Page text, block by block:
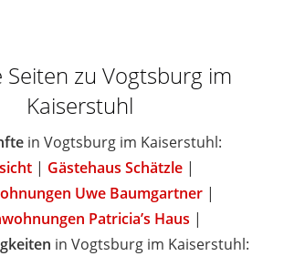
Seiten zu Vogtsburg im
Kaiserstuhl
in Vogtsburg im Kaiserstuhl:
| Gästehaus Schätzle |
Uwe Baumgartner |
Patricia’s Haus |
in Vogtsburg im Kaiserstuhl: